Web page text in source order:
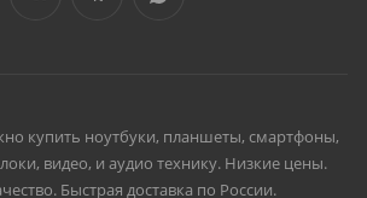
купить ноутбуки, планшеты, смартфоны,
видео, и аудио технику. Низкие цены.
Быстрая доставка по России.